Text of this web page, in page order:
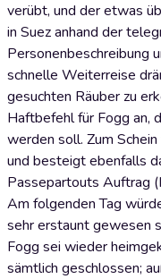
verübt, und der etwas
in Suez anhand der
Personenbeschreibung
schnelle Weiterreise
gesuchten Räuber zu
Haftbefehl für Fogg an,
werden soll. Zum
und besteigt ebenfalls
Passepartouts Auftrag
Am folgenden Tag
sehr erstaunt gewesen
Fogg sei wieder
sämtlich geschlossen;